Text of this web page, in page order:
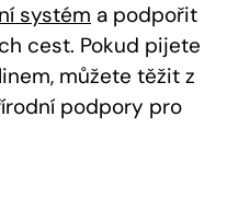
systém a podpořit
cest. Pokud pijete
můžete těžit z
podpory pro